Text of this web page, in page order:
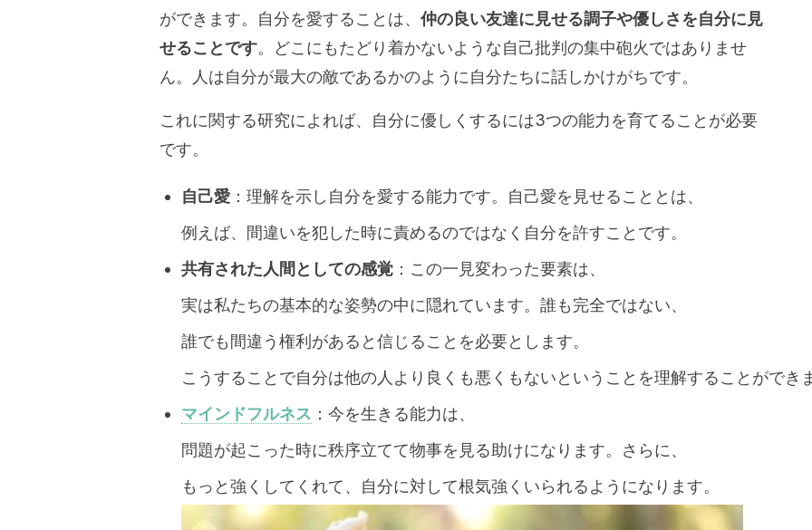
ができます。自分を愛することは、 仲の良い友達に見せる調子や優しさを自分に見
せることです。どこにもたどり着かないような自己批判の集中砲火ではありませ
ん。人は自分が最大の敵であるかのように自分たちに話しかけがちです。
これに関する研究によれば、自分に優しくするには3つの能力を育てることが必要
です。
自己愛 ：理解を示し自分を愛する能力です。自己愛を見せることとは、
例えば、間違いを犯した時に責めるのではなく自分を許すことです。
共有された人間としての感覚 ：この一見変わった要素は、
実は私たちの基本的な姿勢の中に隠れています。誰も完全ではない、
誰でも間違う権利があると信じることを必要とします。
こうすることで自分は他の人より良くも悪くもないということを理解することができ
マインドフルネス ：今を生きる能力は、
問題が起こった時に秩序立てて物事を見る助けになります。さらに、
もっと強くしてくれて、自分に対して根気強くいられるようになります。